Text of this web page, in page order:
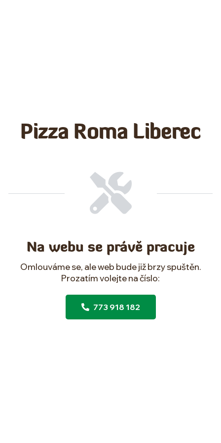
Pizza Roma Liberec
Na webu se právě pracuje
Omlouváme se, ale web bude již brzy spuštěn.
Prozatím volejte na číslo:
773 918 182